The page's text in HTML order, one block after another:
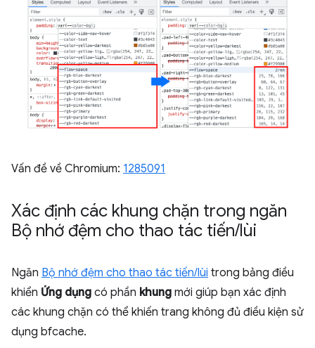
Vấn đề về Chromium: 1285091
Xác định các khung chặn trong ngăn
Bộ nhớ đệm cho thao tác tiến/lùi
Ngăn Bộ nhớ đệm cho thao tác tiến/lùi trong bảng điều
khiển Ứng dụng có phần khung mới giúp bạn xác định
các khung chặn có thể khiến trang không đủ điều kiện sử
dụng bfcache.